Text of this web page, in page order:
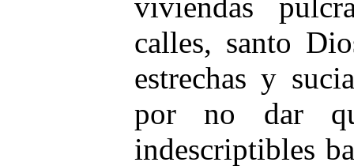
calles, santo
estrechas y
por no dar
indescriptibles